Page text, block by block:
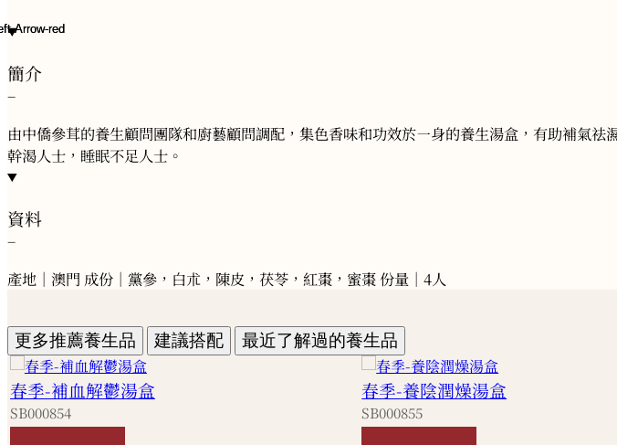
簡介
−
由中僑參茸的養生顧問團隊和廚藝顧問調配，集色香味和功效於㇐身的養生湯盒，有助補氣
幹渴人士，睡眠不足人士。
資料
−
產地｜澳門 成份｜黨參，白朮，陳皮，茯苓，紅棗，蜜棗 份量｜4人
更多推薦養生品 建議搭配 最近了解過的養生品
春季-補血解鬱湯盒
SB000854
HKD 180
春季-養陰潤燥湯盒
SB000855
HKD 180